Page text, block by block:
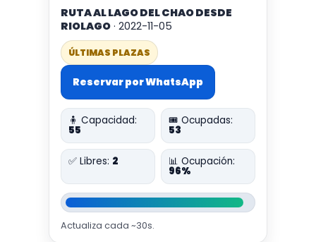
RUTA AL LAGO DEL CHAO DESDE
RIOLAGO · 2022-11-05
ÚLTIMAS PLAZAS
Reservar por WhatsApp
🧍 Capacidad:
55
🎟️ Ocupadas:
53
✅ Libres: 2 📊 Ocupación:
96%
Actualiza cada ~30s.